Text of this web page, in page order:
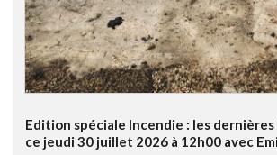
Edition spéciale Incendie : les
ce jeudi 30 juillet 2026 à 12h00 avec